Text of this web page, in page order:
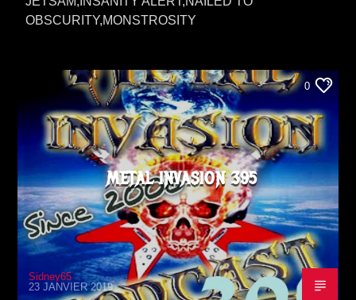
OBSCURITY,MONSTROSITY
0
METAL INVASION 395
Sidney65
23 JANVIER 2019